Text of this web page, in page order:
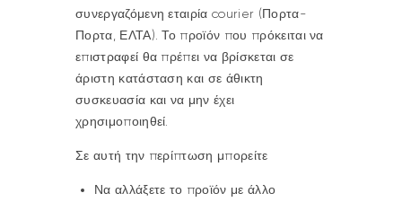
συνεργαζόμενη εταιρία courier (Πορτα-
Πορτα, ΕΛΤΑ). Το προϊόν που πρόκειται να
επιστραφεί θα πρέπει να βρίσκεται σε
άριστη κατάσταση και σε άθικτη
συσκευασία και να μην έχει
χρησιμοποιηθεί.
Σε αυτή την περίπτωση μπορείτε
Να αλλάξετε το προϊόν με άλλο